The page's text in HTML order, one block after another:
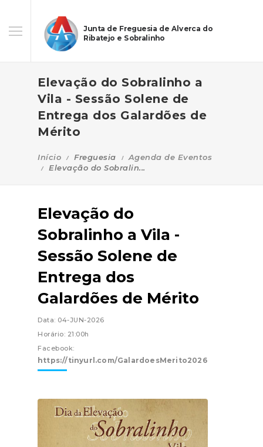
Junta de Freguesia de Alverca do
Ribatejo e Sobralinho
Elevação do Sobralinho a
Vila - Sessão Solene de
Entrega dos Galardões de
Mérito
Início Freguesia
Agenda de Eventos
Elevação do Sobralin...
Elevação do
Sobralinho a Vila -
Sessão Solene de
Entrega dos
Galardões de Mérito
Data: 04-JUN-2026
Horário: 21:00h
Facebook:
https://tinyurl.com/GalardoesMerito2026